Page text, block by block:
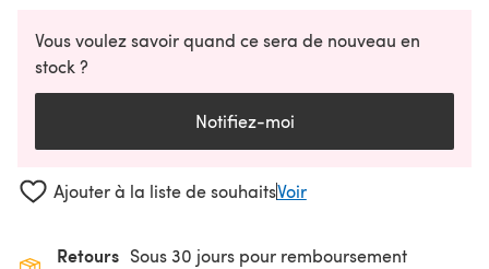
Vous voulez savoir quand ce sera de nouveau en
stock ?
Notifiez-moi
Ajouter à la liste de souhaitsVoir
Retours Sous 30 jours pour remboursement